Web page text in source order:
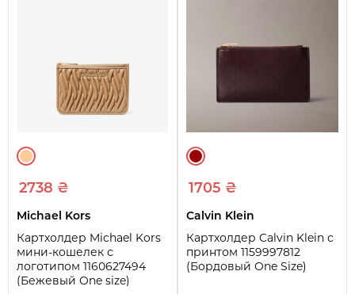
2738 ₴
Michael Kors
Картхолдер Michael Kors
мини-кошелек с
логотипом 1160627494
(Бежевый One size)
1705 ₴
Calvin Klein
Картхолдер Calvin Klein с
принтом 1159997812
(Бордовый One Size)